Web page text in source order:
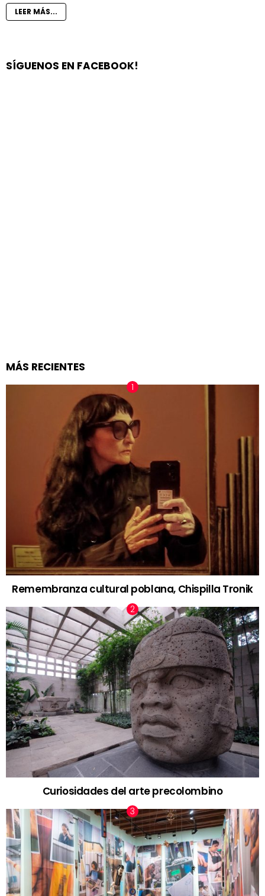
LEER MÁS...
SÍGUENOS EN FACEBOOK!
MÁS RECIENTES
Remembranza cultural poblana, Chispilla Tronik
Curiosidades del arte precolombino